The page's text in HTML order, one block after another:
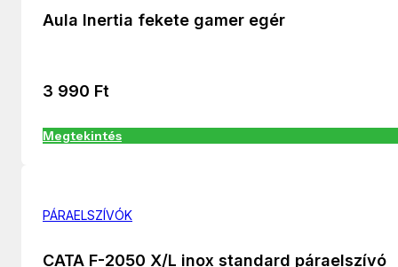
Aula Inertia fekete gamer egér
3 990 Ft
Megtekintés
PÁRAELSZÍVÓK
CATA F-2050 X/L inox standard páraelszívó